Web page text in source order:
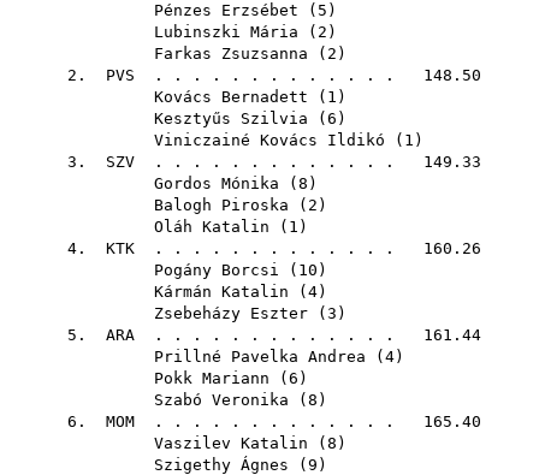
Pénzes Erzsébet ( 5 )
Lubinszki Mária ( 2 )
Farkas Zsuzsanna ( 2 )
2. PVS . . . . . . . . . . . . . 148.50
Kovács Bernadett ( 1 )
Kesztyűs Szilvia ( 6 )
Viniczainé Kovács Ildikó ( 1 )
3. SZV . . . . . . . . . . . . . 149.33
Gordos Mónika ( 8 )
Balogh Piroska ( 2 )
Oláh Katalin ( 1 )
4. KTK . . . . . . . . . . . . . 160.26
Pogány Borcsi ( 10 )
Kármán Katalin ( 4)
Zsebeházy Eszter ( 3 )
5. ARA . . . . . . . . . . . . . 161.44
Prillné Pavelka Andrea ( 4)
Pokk Mariann ( 6 )
Szabó Veronika ( 8 )
6. MOM . . . . . . . . . . . . . 165.40
Vaszilev Katalin ( 8 )
Szigethy Ágnes ( 9 )